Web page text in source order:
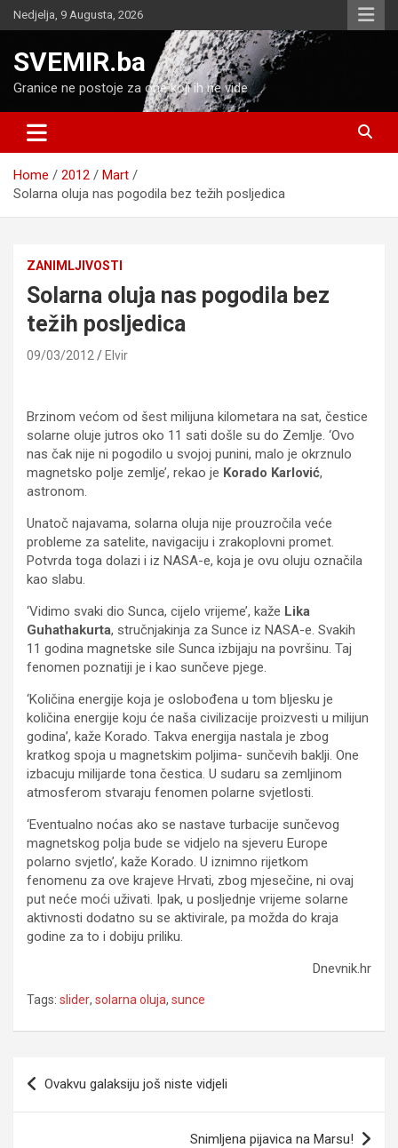
Skip
to
Nedjelja, 9 Augusta, 2026
SVEMIR.ba
Granice ne postoje za one koji ih ne vide
Home 2012
Mart
Solarna oluja nas pogodila bez težih posljedica
ZANIMLJIVOSTI
Solarna oluja nas pogodila bez
težih posljedica
09/03/2012 Elvir
Brzinom većom od šest milijuna kilometara na sat, čestice
solarne oluje jutros oko 11 sati došle su do Zemlje. ‘Ovo
nas čak nije ni pogodilo u svojoj punini, malo je okrznulo
magnetsko polje zemlje’, rekao je Korado Karlović,
astronom.
Unatoč najavama, solarna oluja nije prouzročila veće
probleme za satelite, navigaciju i zrakoplovni promet.
Potvrda toga dolazi i iz NASA-e, koja je ovu oluju označila
kao slabu.
‘Vidimo svaki dio Sunca, cijelo vrijeme’, kaže Lika
Guhathakurta, stručnjakinja za Sunce iz NASA-e. Svakih
11 godina magnetske sile Sunca izbijaju na površinu. Taj
fenomen poznatiji je i kao sunčeve pjege.
‘Količina energije koja je oslobođena u tom bljesku je
količina energije koju će naša civilizacije proizvesti u milijun
godina’, kaže Korado. Takva energija nastala je zbog
kratkog spoja u magnetskim poljima- sunčevih baklji. One
izbacuju milijarde tona čestica. U sudaru sa zemljinom
atmosferom stvaraju fenomen polarne svjetlosti.
‘Eventualno noćas ako se nastave turbacije sunčevog
magnetskog polja bude se vidjelo na sjeveru Europe
polarno svjetlo’, kaže Korado. U iznimno rijetkom
fenomenu za ove krajeve Hrvati, zbog mjesečine, ni ovaj
put neće moći uživati. Ipak, u posljednje vrijeme solarne
aktivnosti dodatno su se aktivirale, pa možda do kraja
godine za to i dobiju priliku.
Dnevnik.hr
Tags: slider, solarna oluja, sunce
Navigacija
članaka
Ovakvu galaksiju još niste vidjeli
Snimljena pijavica na Marsu!